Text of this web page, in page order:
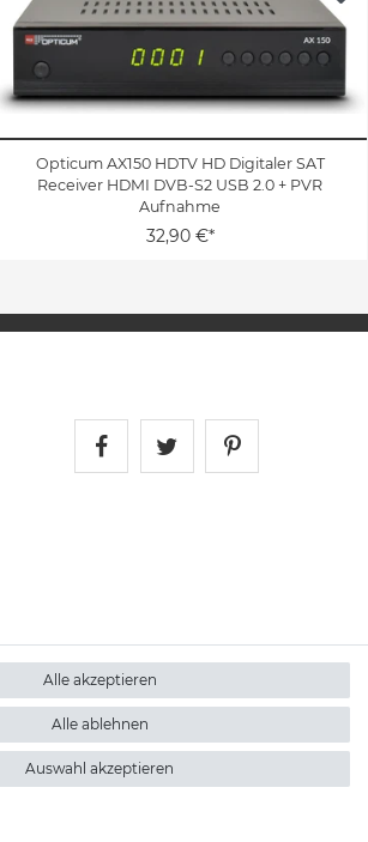
Opticum AX150 HDTV HD Digitaler SAT
Receiver HDMI DVB-S2 USB 2.0 + PVR
Aufnahme
32,90 €*
Alle akzeptieren
Alle ablehnen
Auswahl akzeptieren